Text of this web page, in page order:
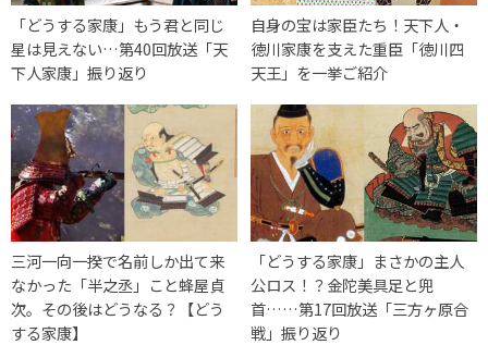
「どうする家康」もう君と同じ
星は見えない…第40回放送「天
下人家康」振り返り
自身の宝は家臣たち！天下人・
徳川家康を支えた重臣「徳川四
天王」を一挙ご紹介
三河一向一揆で名前しか出て来
なかった「半之丞」こと蜂屋貞
次。その後はどうなる？【どう
する家康】
「どうする家康」まさかの主人
公ロス！？金陀美具足と兜
首……第17回放送「三方ヶ原合
戦」振り返り